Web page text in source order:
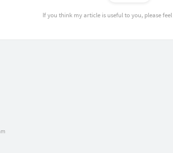
If you think my article is useful to you, please